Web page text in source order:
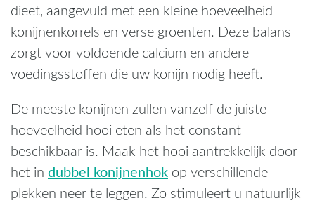
dieet, aangevuld met een kleine hoeveelheid
konijnenkorrels en verse groenten. Deze balans
zorgt voor voldoende calcium en andere
voedingsstoffen die uw konijn nodig heeft.
De meeste konijnen zullen vanzelf de juiste
hoeveelheid hooi eten als het constant
beschikbaar is. Maak het hooi aantrekkelijk door
het in dubbel konijnenhok op verschillende
plekken neer te leggen. Zo stimuleert u natuurlijk